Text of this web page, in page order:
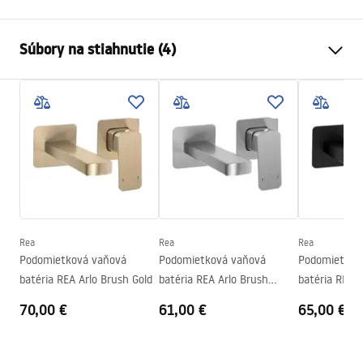
rea.com.pl/#hu
Spôsob montáže
Stojanková
Farba
Meď
Typ výtoku
Pevná
Materiál
Mosadz
Rozsah výtoku
úpravy
Priemer pripojenia
3/8 palca
Záruka
5 rokov
Súbory na stiahnutie (4)
Záručné podmienky
Warranty_Terms_and_Conditions_Faucets_-_5.pdf
Návod na montáž
Bezpečnostné informácie
Rea
Podomietková vaňová
batéria REA Arlo Brush Gold
70,00 €
Rea
Podomietková vaňová
batéria REA Arlo Brush
61,00 €
Rea
batéria REA
65,00 €